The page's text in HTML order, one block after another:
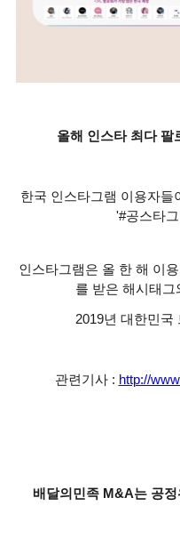
올해 인스타 최다 팔
한국 인스타그램 이용자들
'#공스타
인스타그램은 올 한 해 이
를 받은 해시태그
2019년 대한민국
관련기사 : http://
배달의민족 M&A는 공